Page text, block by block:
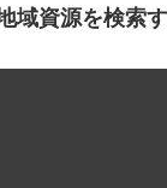
資源を検索